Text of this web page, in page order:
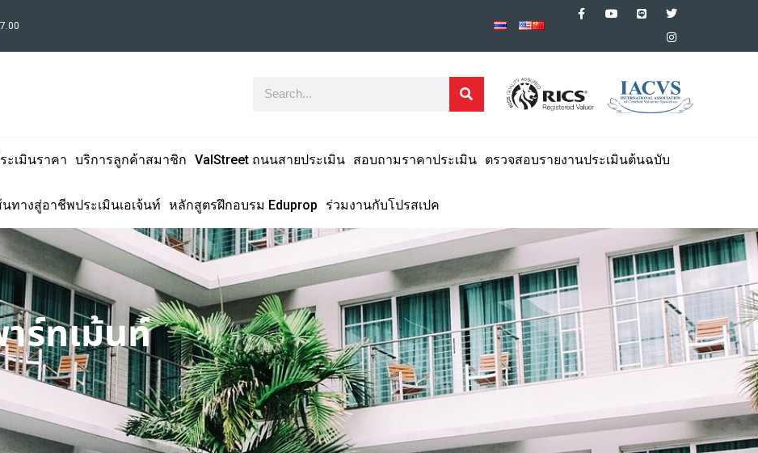
ะเมินราคา บริการลูกค้าสมาชิก ValStreet ถนนสายประเมิน สอบถามราคาประเมิน ตรวจสอบรายงานประเมินต้นฉบับ
นทางสู่อาชีพประเมินเอเจ้นท์ หลักสูตรฝึกอบรม Eduprop ร่วมงานกับโปรสเปค
ร์ทเม้นท์